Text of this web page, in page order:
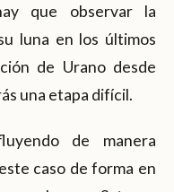
que observar la
luna en los últimos
de Urano desde
una etapa difícil.
de manera
caso de forma en